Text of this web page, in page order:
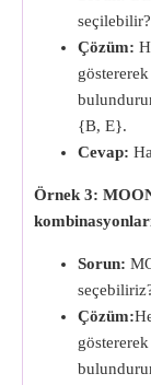
seçilebilir?
Çözüm:
göstererek
{B, E}.
Cevap:
Örnek 3:
Sorun:
Çözüm: